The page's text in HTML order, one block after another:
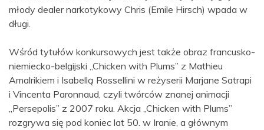
młody dealer narkotykowy Chris (Emile Hirsch) wpada w
długi.
Wśród tytułów konkursowych jest także obraz francusko-
niemiecko-belgijski „Chicken with Plums” z Mathieu
Amalrikiem i Isabellą Rossellini w reżyserii Marjane Satrapi
i Vincenta Paronnaud, czyli twórców znanej animacji
„Persepolis” z 2007 roku. Akcja „Chicken with Plums”
rozgrywa się pod koniec lat 50. w Iranie, a głównym